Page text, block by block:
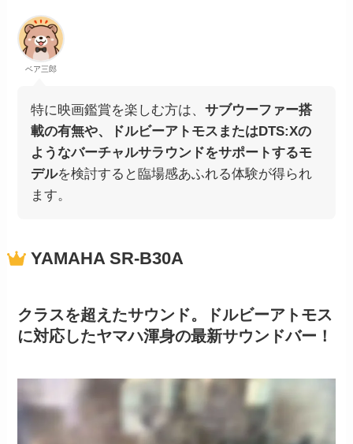
ベア三郎
特に映画鑑賞を楽しむ方は、サブウーファー搭
載の有無や、ドルビーアトモスまたはDTS:Xの
ようなバーチャルサラウンドをサポートするモ
デルを検討すると臨場感あふれる体験が得られ
ます。
YAMAHASR-B30A
クラスを超えたサウンド。ドルビーアトモス
に対応したヤマハ渾身の最新サウンドバー！